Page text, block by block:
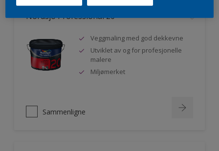
Nordsjö Professional 20
Veggmaling med god dekkevne
Utviklet av og for profesjonelle
malere
Miljømerket
Sammenligne